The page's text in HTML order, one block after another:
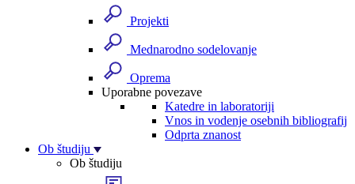
Projekti
Mednarodno sodelovanje
Oprema
Uporabne povezave
Katedre in laboratoriji
Vnos in vodenje osebnih bibliografij
Odprta znanost
Ob študiju
Ob študiju